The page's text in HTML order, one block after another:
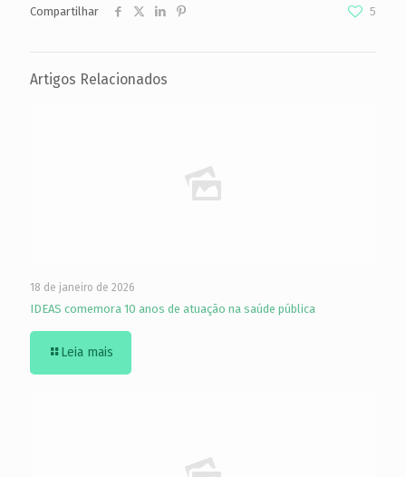
Compartilhar 5
Artigos Relacionados
18 de janeiro de 2026
IDEAS comemora 10 anos de atuação na saúde pública
Leia mais